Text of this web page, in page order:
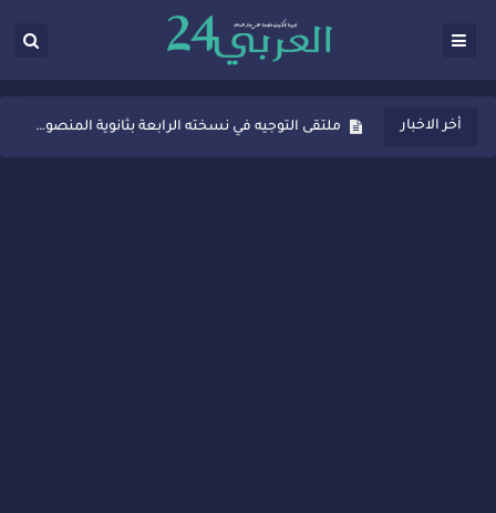
أخر الاخبار
ثانوية المنصور الذهبي بسيدي قاسم تُعزّز ثقافة التوجيه المدرسي بمبادرة نوعية تجمع بين التفاعل والتكريم
ملتقى التوجيه في نسخته الرابعة بثانوية المنصور الذهبي بسيدي قاسم